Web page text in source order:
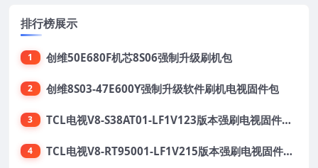
排行榜展示
1 创维50E680F机芯8S06强制升级刷机包
2 创维8S03-47E600Y强制升级软件刷机电视固件包
3 TCL电视V8-S38AT01-LF1V123版本强刷电视固件包下载
4 TCL电视V8-RT95001-LF1V215版本强刷电视固件包下载